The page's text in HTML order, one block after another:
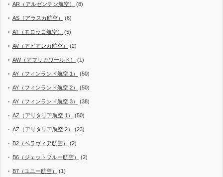
AR（アルゼンチン航空） (8)
AS（アラスカ航空） (6)
AT（モロッコ航空） (5)
AV（アビアンカ航空） (2)
AW（アフリカワールド） (1)
AY（フィンランド航空 1） (50)
AY（フィンランド航空 2） (50)
AY（フィンランド航空 3） (38)
AZ（アリタリア航空 1） (50)
AZ（アリタリア航空 2） (23)
B2（ベラヴィア航空） (2)
B6（ジェットブルー航空） (2)
B7（ユニー航空） (1)